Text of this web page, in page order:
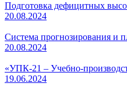
Подготовка дефицитных
20.08.2024
Система прогнозирования и
20.08.2024
«УПК-21 ‒ Учебно-
19.06.2024